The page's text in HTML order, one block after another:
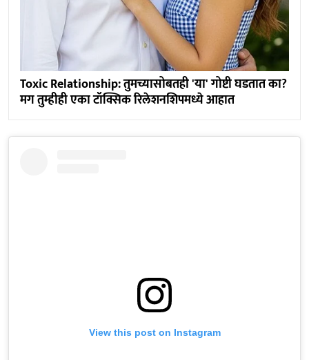
Toxic Relationship: तुमच्यासोबतही 'या' गोष्टी घडतात का?
मग तुम्हीही एका टॉक्सिक रिलेशनशिपमध्ये आहात
View this post on Instagram